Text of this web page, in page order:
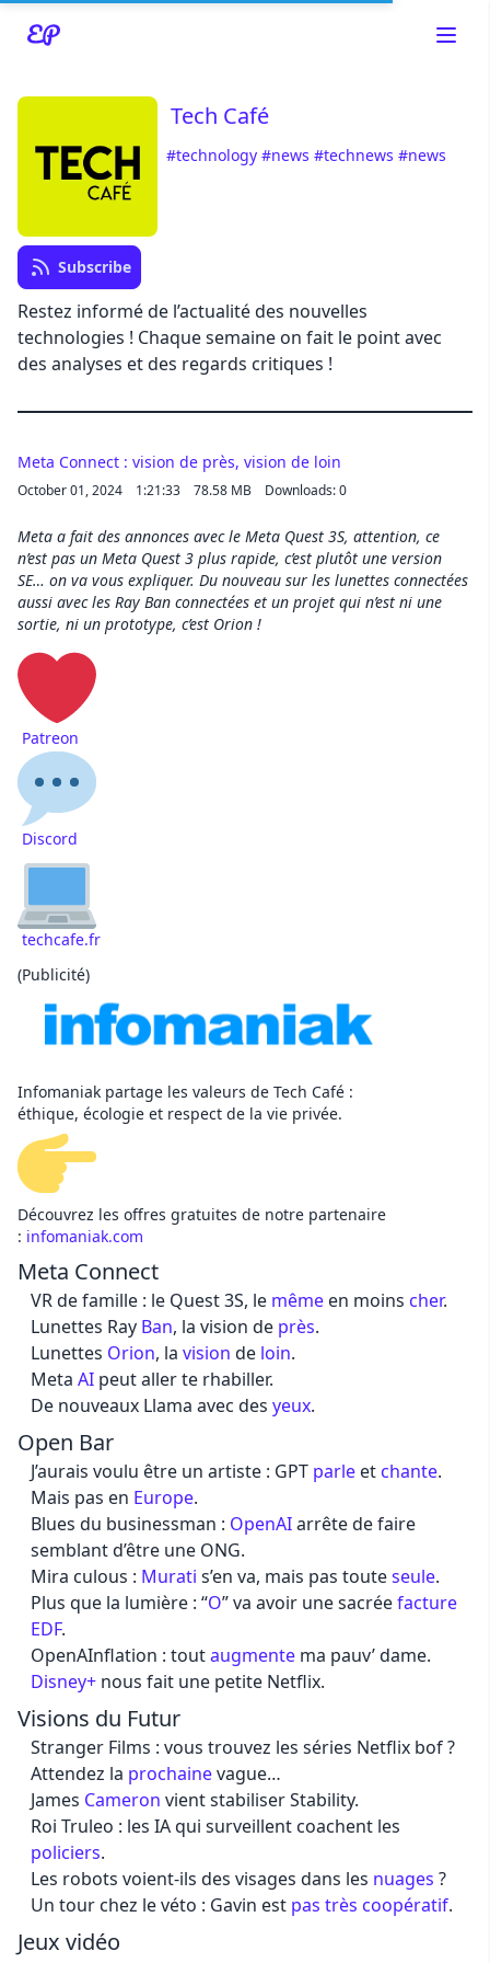
Read about our content policies
Cancel
Tech Café
#technology #news #technews #news
Subscribe
Restez informé de l’actualité des nouvelles
technologies ! Chaque semaine on fait le point avec
des analyses et des regards critiques !
Meta Connect : vision de près, vision de loin
October 01, 2024 1:21:33 78.58 MB Downloads: 0
Meta a fait des annonces avec le Meta Quest 3S, attention, ce
n’est pas un Meta Quest 3 plus rapide, c’est plutôt une version
SE… on va vous expliquer. Du nouveau sur les lunettes connectées
aussi avec les Ray Ban connectées et un projet qui n’est ni une
sortie, ni un prototype, c’est Orion !
Patreon
Discord
techcafe.fr
(Publicité)
Infomaniak partage les valeurs de Tech Café :
éthique, écologie et respect de la vie privée.
Découvrez les offres gratuites de notre partenaire
: infomaniak.com
Meta Connect
VR de famille : le Quest 3S, le même en moins cher.
Lunettes Ray Ban, la vision de près.
Lunettes Orion, la vision de loin.
Meta AI peut aller te rhabiller.
De nouveaux Llama avec des yeux.
Open Bar
J’aurais voulu être un artiste : GPT parle et chante.
Mais pas en Europe.
Blues du businessman : OpenAIarrête de faire
semblant d’être une ONG.
Mira culous : Murati s’en va, mais pas touteseule.
Plus que la lumière : “O” va avoir une sacréefacture
EDF.
OpenAInflation : toutaugmente ma pauv’ dame.
Disney+ nous fait une petite Netflix.
Visions du Futur
Stranger Films : vous trouvez les séries Netflix bof ?
Attendez la prochainevague…
James Cameron vient stabiliser Stability.
Roi Truleo : les IA qui surveillent coachent les
policiers.
Les robots voient-ils des visages dans les nuages ?
Un tour chez le véto : Gavin est pas très coopératif.
Jeux vidéo